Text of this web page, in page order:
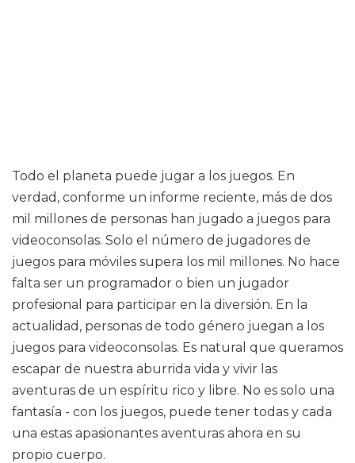
Todo el planeta puede jugar a los juegos. En
verdad, conforme un informe reciente, más de dos
mil millones de personas han jugado a juegos para
videoconsolas. Solo el número de jugadores de
juegos para móviles supera los mil millones. No hace
falta ser un programador o bien un jugador
profesional para participar en la diversión. En la
actualidad, personas de todo género juegan a los
juegos para videoconsolas. Es natural que queramos
escapar de nuestra aburrida vida y vivir las
aventuras de un espíritu rico y libre. No es solo una
fantasía - con los juegos, puede tener todas y cada
una estas apasionantes aventuras ahora en su
propio cuerpo.